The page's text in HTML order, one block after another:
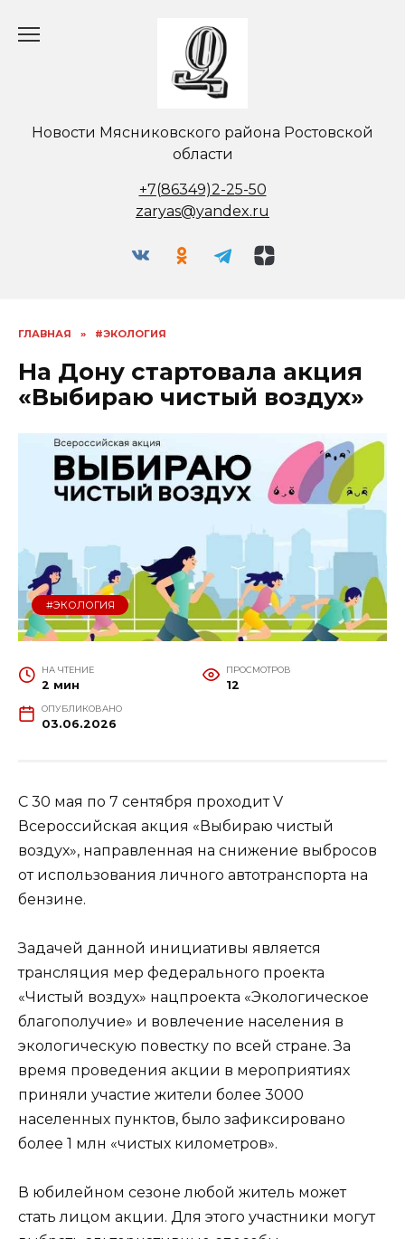
Новости Мясниковского района Ростовской
области
+7(86349)2-25-50
zaryas@yandex.ru
ГЛАВНАЯ » #ЭКОЛОГИЯ
На Дону стартовала акция
«Выбираю чистый воздух»
#ЭКОЛОГИЯ
НА ЧТЕНИЕ
2 мин
ПРОСМОТРОВ
12
ОПУБЛИКОВАНО
03.06.2026
С 30 мая по 7 сентября проходит V
Всероссийская акция «Выбираю чистый
воздух», направленная на снижение выбросов
от использования личного автотранспорта на
бензине.
Задачей данной инициативы является
трансляция мер федерального проекта
«Чистый воздух» нацпроекта «Экологическое
благополучие» и вовлечение населения в
экологическую повестку по всей стране. За
время проведения акции в мероприятиях
приняли участие жители более 3000
населенных пунктов, было зафиксировано
более 1 млн «чистых километров».
В юбилейном сезоне любой житель может
стать лицом акции. Для этого участники могут